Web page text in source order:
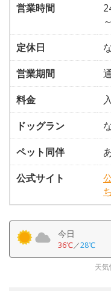
営業時間
定休日
営業期間
料金
ドッグラン
ペット同伴
公式サイト
今日
36℃／28℃
天